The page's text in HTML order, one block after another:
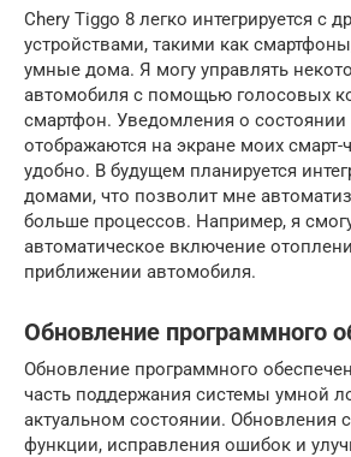
Chery Tiggo 8 легко интегрируется с
устройствами, такими как
умные дома. Я могу управлять
автомобиля с помощью голосовых
смартфон. Уведомления о
отображаются на экране моих смарт-
удобно. В будущем планируется
домами, что позволит мне
больше процессов. Например, я
автоматическое включение
приближении автомобиля.
Обновление программного
Обновление программного
часть поддержания системы умной
актуальном состоянии. Обновления
функции, исправления ошибок и